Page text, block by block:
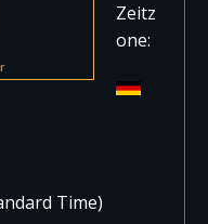
von Cabo
Stadt Cabo San
Zeitz
one:
Time)